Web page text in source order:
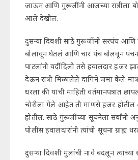
जाऊन आणि गुरूजींनी आजच्या रात्रीला
आले देखील.
दुसऱ्या दिवशी साठे गुरूजींनी सरपंच आणि
बोलावून घेतलं आणि चार पंच बोलवून
पाटलांनी वर्दी दिली तसे हवालदार हजर
देऊन रात्री मिळालेले दागिने जमा केले
धरला की याची माहिती वर्तमानपत्रात
चोरीला गेले आहेत ती माणसे हजर होतील
होतील. साठे गुरूजींच्या सूचनेला सर्वांनी
पोलीस हवालदारांनी त्यांची सूचना ग्राह्य
दुसऱ्या दिवशी मुलांची नावे बदलून त्यांच्या